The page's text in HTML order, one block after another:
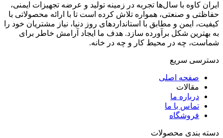
ایران کاوه با سال‌ها تجربه در زمینه تولید و عرضه تجهیزات ایمنی،
حفاظتی و صنعتی، همواره تلاش کرده است تا با ارائه محصولاتی با
کیفیت، ایمن و مطابق با استانداردهای روز دنیا، نیاز مشتریان خود را
به بهترین شکل برآورده سازد. هدف ما ایجاد آرامش خاطر برای
شماست، چه در محیط کار و چه در خانه.
دسترسی سریع
صفحه اصلی
مقالات
درباره ما
تماس با ما
فروشگاه
دسته بندی محصولات